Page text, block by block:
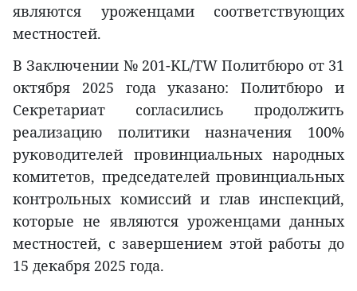
являются уроженцами соответствующих
местностей.
В Заключении № 201-KL/TW Политбюро от 31
октября 2025 года указано: Политбюро и
Секретариат согласились продолжить
реализацию политики назначения 100%
руководителей провинциальных народных
комитетов, председателей провинциальных
контрольных комиссий и глав инспекций,
которые не являются уроженцами данных
местностей, с завершением этой работы до
15 декабря 2025 года.